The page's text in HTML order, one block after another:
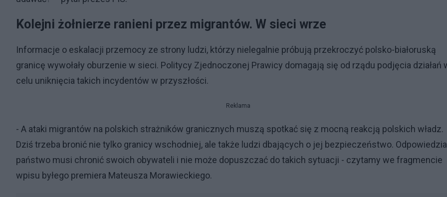
Kolejni żołnierze ranieni przez migrantów. W sieci wrze
Informacje o eskalacji przemocy ze strony ludzi, którzy nielegalnie próbują przekroczyć polsko-białoruską
granicę wywołały oburzenie w sieci. Politycy Zjednoczonej Prawicy domagają się od rządu podjęcia działań
celu uniknięcia takich incydentów w przyszłości.
Reklama
- A ataki migrantów na polskich strażników granicznych muszą spotkać się z mocną reakcją polskich władz.
Dziś trzeba bronić nie tylko granicy wschodniej, ale także ludzi dbających o jej bezpieczeństwo.
państwo musi chronić swoich obywateli i nie może dopuszczać do takich sytuacji - czytamy we fragmencie
wpisu byłego premiera Mateusza Morawieckiego.